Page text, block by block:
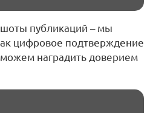
публикаций – мы
цифровое подтверждение
наградить доверием